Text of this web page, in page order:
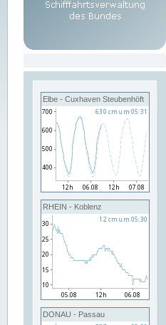
Elbe - Cuxhaven Steubenhöft
RHEIN - Koblenz
DONAU - Passau